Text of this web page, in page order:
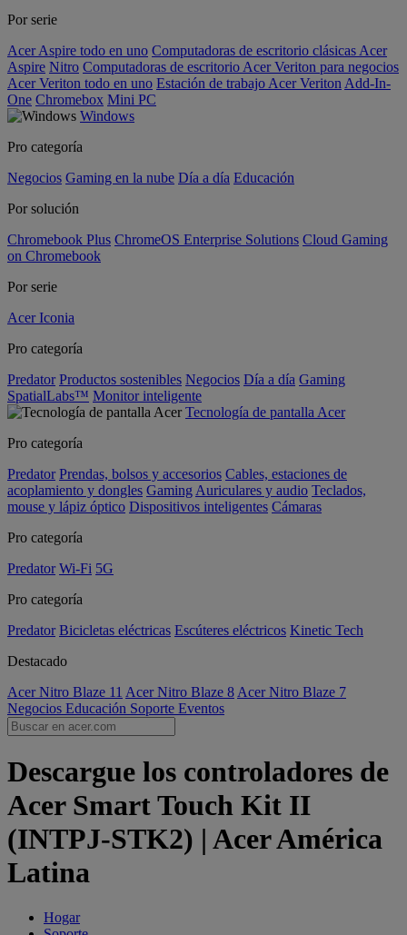
Por serie
Acer Aspire todo en uno Computadoras de escritorio clásicas Acer
Aspire Nitro Computadoras de escritorio Acer Veriton para negocios
Acer Veriton todo en uno Estación de trabajo Acer Veriton Add-In-
One Chromebox Mini PC
Windows
Pro categoría
Negocios Gaming en la nube Día a día Educación
Por solución
Chromebook Plus ChromeOS Enterprise Solutions Cloud Gaming
on Chromebook
Por serie
Acer Iconia
Pro categoría
Predator Productos sostenibles Negocios Día a día Gaming
SpatialLabs™ Monitor inteligente
Tecnología de pantalla Acer
Pro categoría
Predator Prendas, bolsos y accesorios Cables, estaciones de
acoplamiento y dongles Gaming Auriculares y audio Teclados,
mouse y lápiz óptico Dispositivos inteligentes Cámaras
Pro categoría
Predator Wi-Fi 5G
Pro categoría
Predator Bicicletas eléctricas Escúteres eléctricos Kinetic Tech
Destacado
Acer Nitro Blaze 11 Acer Nitro Blaze 8 Acer Nitro Blaze 7
Negocios Educación Soporte Eventos
Descargue los controladores de
Acer Smart Touch Kit II
(INTPJ-STK2) | Acer América
Latina
Hogar